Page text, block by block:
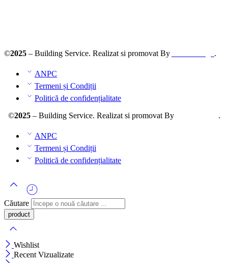
©2025 – Building Service. Realizat si promovat By .
ANPC
Termeni și Condiții
Politică de confidențialitate
©2025– Building Service. Realizat si promovat By .
ANPC
Termeni și Condiții
Politică de confidențialitate
Căutare
Wishlist
Recent Vizualizate